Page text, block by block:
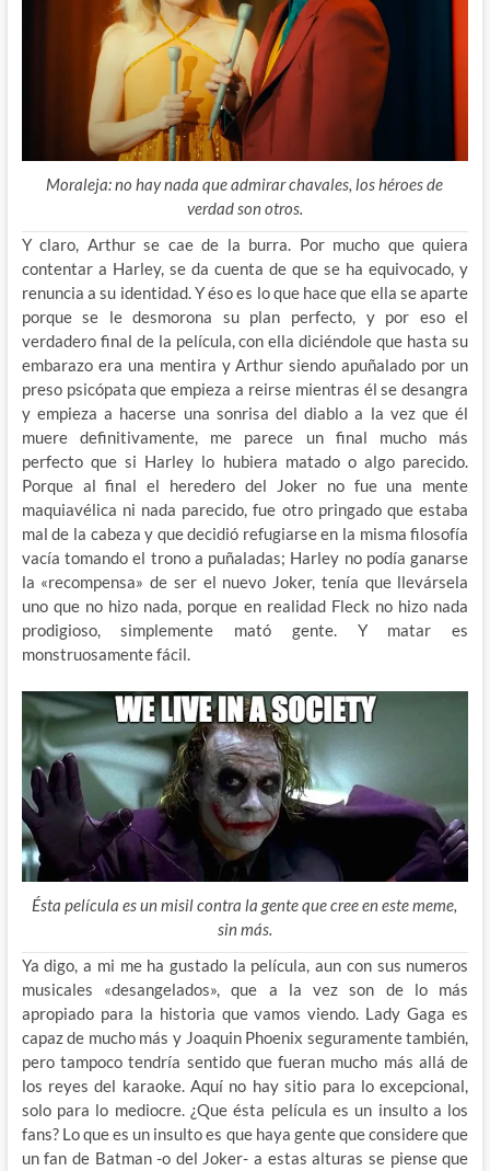
Moraleja: no hay nada que admirar chavales, los héroes de
verdad son otros.
Y claro, Arthur se cae de la burra. Por mucho que quiera
contentar a Harley, se da cuenta de que se ha equivocado, y
renuncia a su identidad. Y éso es lo que hace que ella se aparte
porque se le desmorona su plan perfecto, y por eso el
verdadero final de la película, con ella diciéndole que hasta su
embarazo era una mentira y Arthur siendo apuñalado por un
preso psicópata que empieza a reirse mientras él se desangra
y empieza a hacerse una sonrisa del diablo a la vez que él
muere definitivamente, me parece un final mucho más
perfecto que si Harley lo hubiera matado o algo parecido.
Porque al final el heredero del Joker no fue una mente
maquiavélica ni nada parecido, fue otro pringado que estaba
mal de la cabeza y que decidió refugiarse en la misma filosofía
vacía tomando el trono a puñaladas; Harley no podía ganarse
la «recompensa» de ser el nuevo Joker, tenía que llevársela
uno que no hizo nada, porque en realidad Fleck no hizo nada
prodigioso, simplemente mató gente. Y matar es
monstruosamente fácil.
Ésta película es un misil contra la gente que cree en este meme,
sin más.
Ya digo, a mi me ha gustado la película, aun con sus numeros
musicales «desangelados», que a la vez son de lo más
apropiado para la historia que vamos viendo. Lady Gaga es
capaz de mucho más y Joaquin Phoenix seguramente también,
pero tampoco tendría sentido que fueran mucho más allá de
los reyes del karaoke. Aquí no hay sitio para lo excepcional,
solo para lo mediocre. ¿Que ésta película es un insulto a los
fans? Lo que es un insulto es que haya gente que considere que
un fan de Batman -o del Joker- a estas alturas se piense que